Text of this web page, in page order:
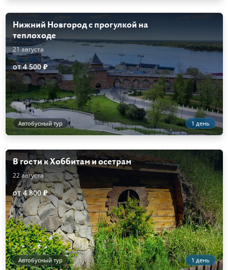
Нижний Новгород с прогулкой на
теплоходе
21 августа
от 4 500 ₽
Автобусный тур 1 день
В гости к Хоббитам и осетрам
22 августа
от 4 800 ₽
Автобусный тур 1 день